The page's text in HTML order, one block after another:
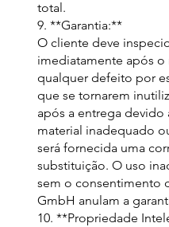
total.
9. **Garantia:**
O cliente deve
imediatamente após
qualquer defeito por
que se tornarem
após a entrega
material inadequado
será fornecida uma
substituição. O uso
sem o consentimento
GmbH anulam a
10. **Propriedade